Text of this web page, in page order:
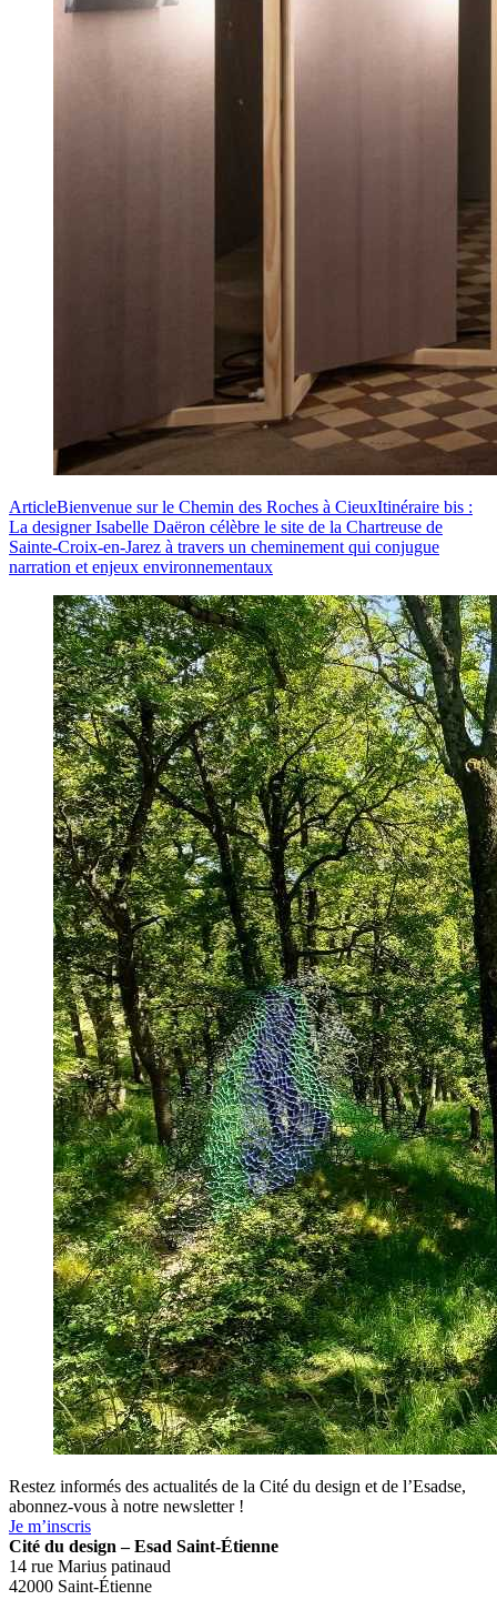
ArticleBienvenue sur le Chemin des Roches à CieuxItinéraire bis :
La designer Isabelle Daëron célèbre le site de la Chartreuse de
Sainte-Croix-en-Jarez à travers un cheminement qui conjugue
narration et enjeux environnementaux
Restez informés des actualités de la Cité du design et de l’Esadse,
abonnez-vous à notre newsletter !
Je m’inscris
Cité du design – Esad Saint-Étienne
14 rue Marius patinaud
42000 Saint-Étienne